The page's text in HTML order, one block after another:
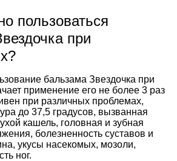
пользоваться
при
бальзама Звездочка при
применение его не более 3 раз
при различных проблемах,
до 37,5 градусов, вызванная
кашель, головная и зубная
болезненность суставов и
укусы насекомых, мозоли,
ног.